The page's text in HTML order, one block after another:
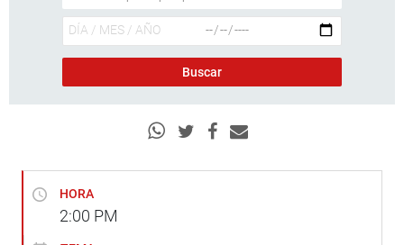
HORA
2:00 PM